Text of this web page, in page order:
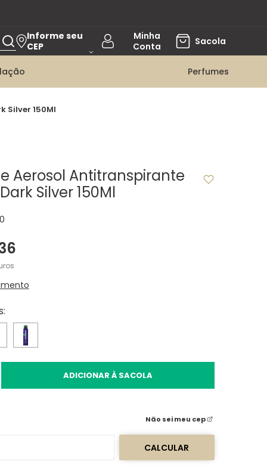
Informe seu
CEP
Perfumes
Silver 150Ml
Aerosol Antitranspirante
Silver 150Ml
ADICIONAR À SACOLA
Não sei meu cep
CALCULAR